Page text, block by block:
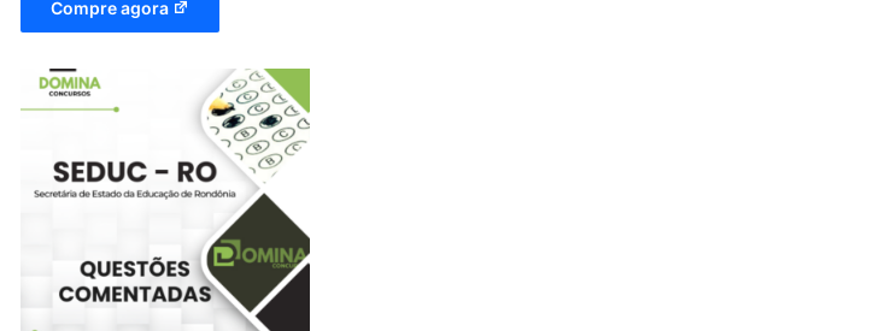
Compre agora